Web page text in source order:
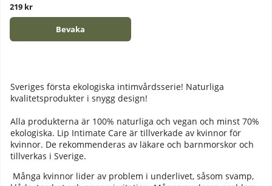
219 kr
Bevaka
Sveriges första ekologiska intimvårdsserie! Naturliga
kvalitetsprodukter i snygg design!
Alla produkterna är 100% naturliga och vegan och minst 70%
ekologiska. Lip Intimate Care är tillverkade av kvinnor för
kvinnor. De rekommenderas av läkare och barnmorskor och
tillverkas i Sverige.
Många kvinnor lider av problem i underlivet, såsom svamp,